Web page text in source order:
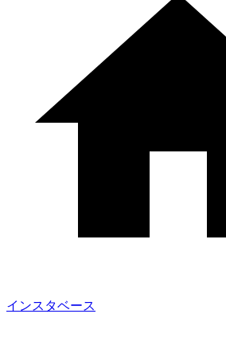
インスタベース